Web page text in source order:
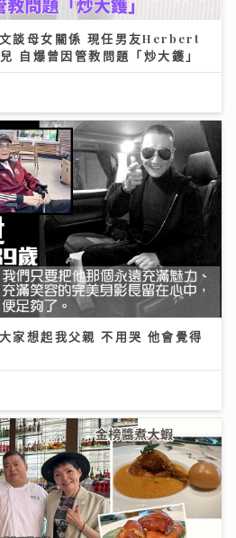
談母女關係 現任男友Herbert
自爆曾因管教問題「炒大鑊」
家想起我父親 不用哭 他會覺得